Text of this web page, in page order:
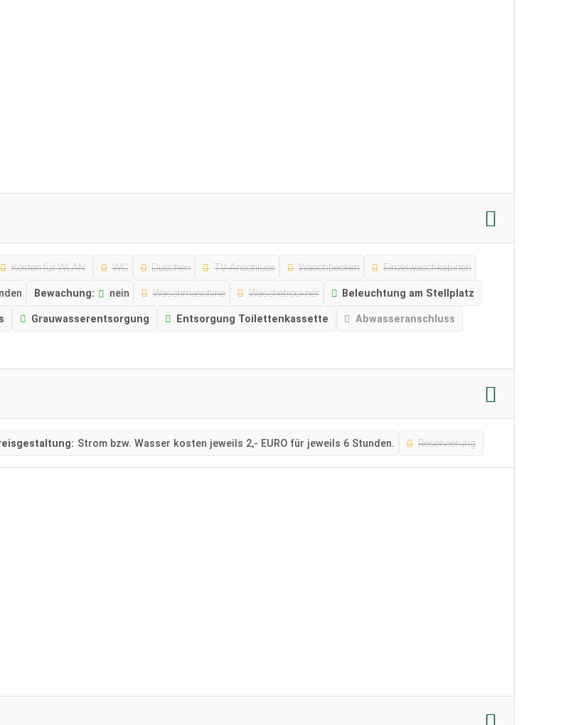
Kosten für WLAN WC Duschen TV-Anschluss Waschbecken Einzelwaschkabinen
Bewachung: nein Waschmaschine Wäschetrockner Beleuchtung am Stellplatz
Grauwasserentsorgung Entsorgung Toilettenkassette Abwasseranschluss
Strom bzw. Wasser kosten jeweils 2,- EURO für jeweils 6 Stunden. Reservierung